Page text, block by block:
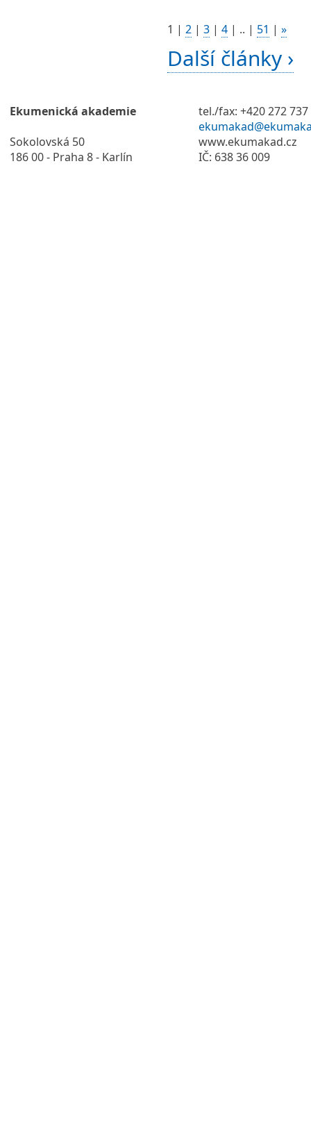
1 | 2 | 3 | 4 | .. | 51 | »
Další články ›
Ekumenická akademie
Sokolovská 50
186 00 - Praha 8 - Karlín
tel./fax: +420 272 737
www.ekumakad.cz
IČ: 638 36 009